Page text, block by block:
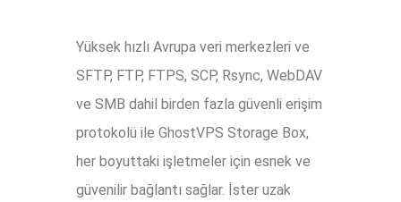
Yüksek hızlı Avrupa veri merkezleri ve
SFTP, FTP, FTPS, SCP, Rsync, WebDAV
ve SMB dahil birden fazla güvenli erişim
protokolü ile GhostVPS Storage Box,
her boyuttaki işletmeler için esnek ve
güvenilir bağlantı sağlar. İster uzak